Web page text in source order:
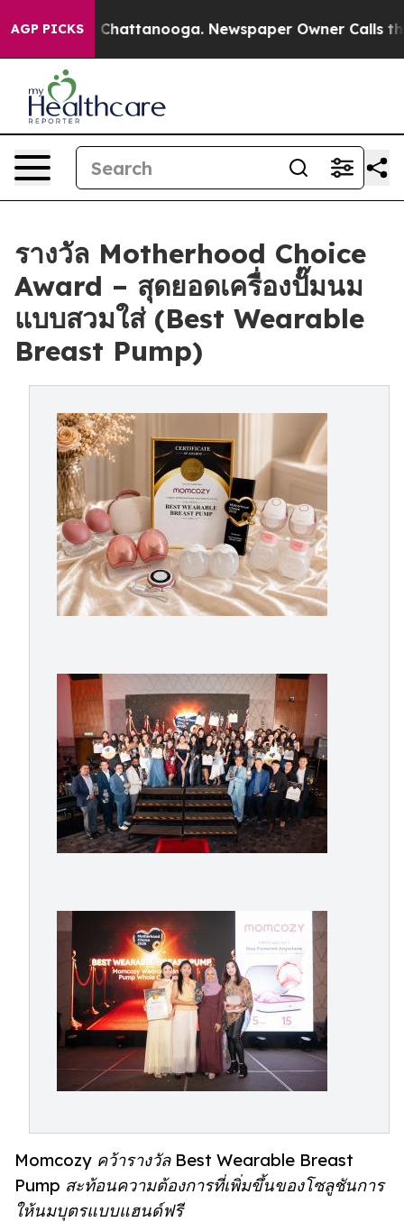
AGP PICKS
in Chattanooga. Newspaper Owner Calls the
รางวัล Motherhood Choice
Award – สุดยอดเครื่องปั๊มนม
แบบสวมใส่ (Best Wearable
Breast Pump)
Momcozy คว้ารางวัล Best Wearable Breast
Pump สะท้อนความต้องการที่เพิ่มขึ้นของโซลูชันการ
ให้นมบุตรแบบแฮนด์ฟรี